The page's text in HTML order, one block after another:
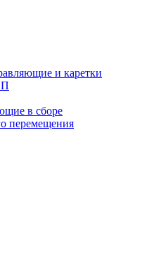
и каретки
в сборе
перемещения